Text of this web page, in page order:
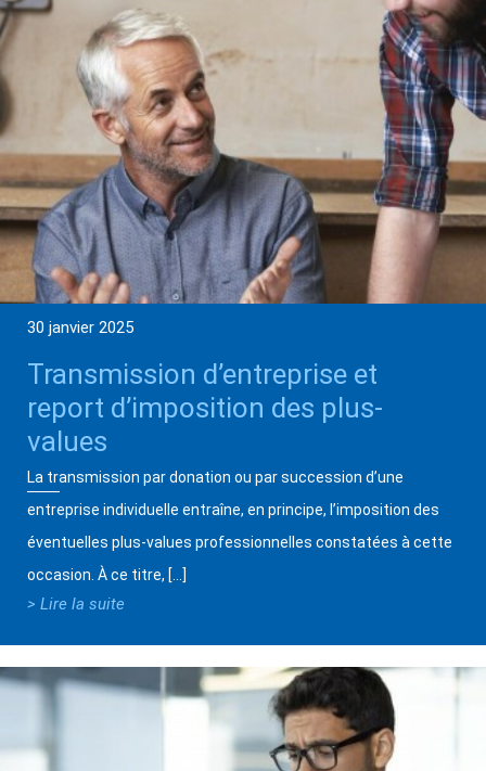
30 janvier 2025
Transmission d’entreprise et
report d’imposition des plus-
values
La transmission par donation ou par succession d’une
entreprise individuelle entraîne, en principe, l’imposition des
éventuelles plus-values professionnelles constatées à cette
occasion. À ce titre, […]
> Lire la suite